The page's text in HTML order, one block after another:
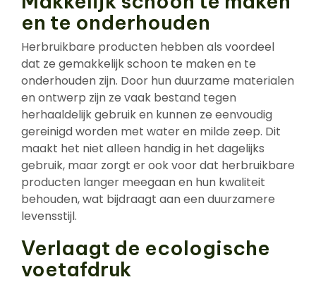
en te onderhouden
Herbruikbare producten hebben als voordeel
dat ze gemakkelijk schoon te maken en te
onderhouden zijn. Door hun duurzame materialen
en ontwerp zijn ze vaak bestand tegen
herhaaldelijk gebruik en kunnen ze eenvoudig
gereinigd worden met water en milde zeep. Dit
maakt het niet alleen handig in het dagelijks
gebruik, maar zorgt er ook voor dat herbruikbare
producten langer meegaan en hun kwaliteit
behouden, wat bijdraagt aan een duurzamere
levensstijl.
Verlaagt de ecologische
voetafdruk